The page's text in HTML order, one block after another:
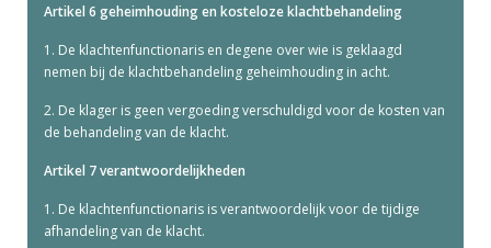
Artikel 6 geheimhouding en kosteloze klachtbehandeling
1. De klachtenfunctionaris en degene over wie is geklaagd
nemen bij de klachtbehandeling geheimhouding in acht.
2. De klager is geen vergoeding verschuldigd voor de kosten van
de behandeling van de klacht.
Artikel 7 verantwoordelijkheden
1. De klachtenfunctionaris is verantwoordelijk voor de tijdige
afhandeling van de klacht.